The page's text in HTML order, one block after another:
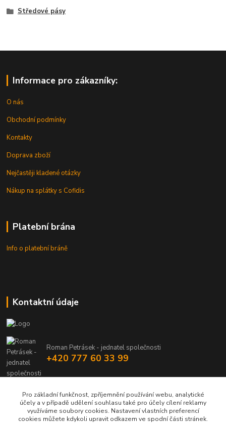
Středové pásy
Informace pro zákazníky:
O nás
Obchodní podmínky
Kontakty
Doprava zboží
Nejčastěji kladené otázky
Nákup na splátky s Cofidis
Platební brána
Info o platební bráně
Kontaktní údaje
Roman Petrásek - jednatel společnosti
+420 777 60 33 99
Pro základní funkčnost, zpříjemnění používání webu, analytické
účely a v případě udělení souhlasu také pro účely cílení reklamy
využíváme soubory cookies. Nastavení vlastních preferencí
cookies můžete kdykoli upravit odkazem ve spodní části stránek.